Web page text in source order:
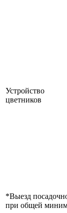
Устройство
цветников
*Выезд
при общей